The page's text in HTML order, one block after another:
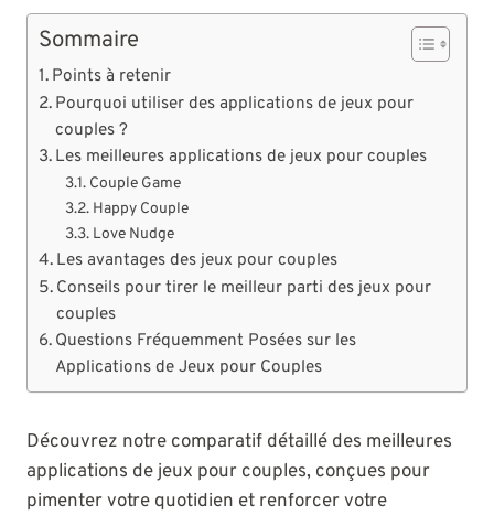
Sommaire
Points à retenir
Pourquoi utiliser des applications de jeux pour
couples ?
Les meilleures applications de jeux pour couples
Couple Game
Happy Couple
Love Nudge
Les avantages des jeux pour couples
Conseils pour tirer le meilleur parti des jeux pour
couples
Questions Fréquemment Posées sur les
Applications de Jeux pour Couples
Découvrez notre comparatif détaillé des meilleures
applications de jeux pour couples, conçues pour
pimenter votre quotidien et renforcer votre